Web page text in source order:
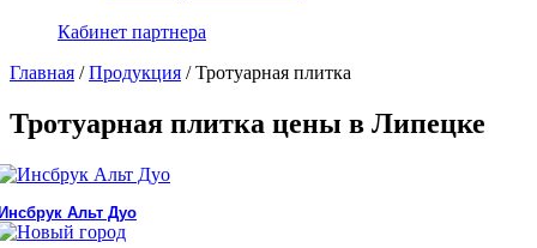
Кабинет партнера
Главная /Продукция /Тротуарная плитка
Тротуарная плитка цены в Липецке
Альт Дуо